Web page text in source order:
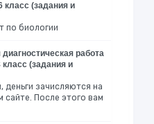
класс (задания и
по биологии
работа
(задания и
деньги зачисляются на
сайте. После этого вам